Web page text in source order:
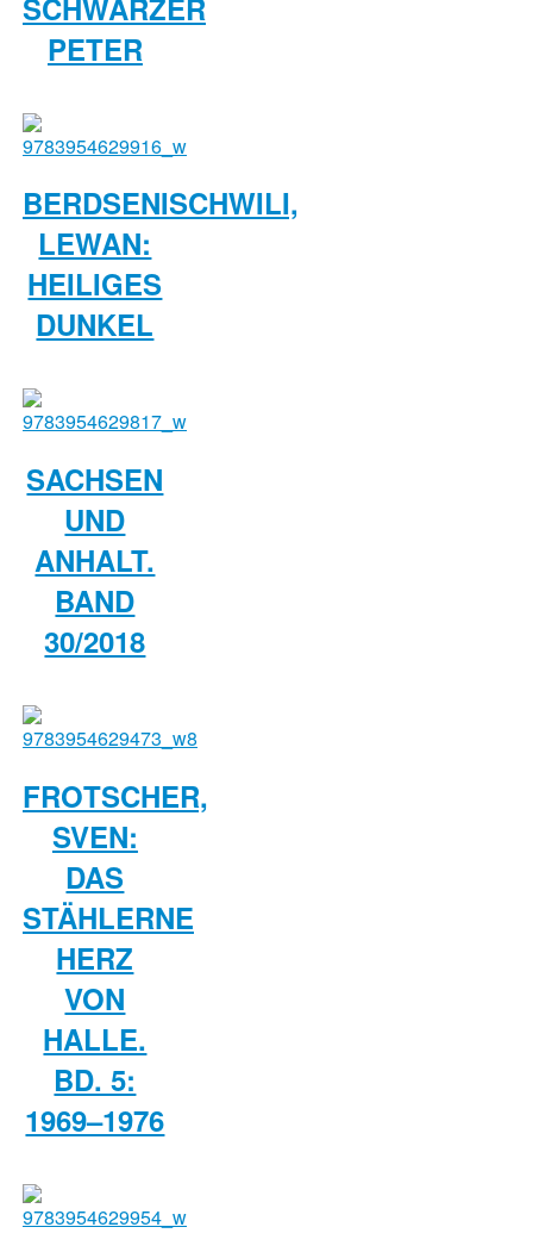
PETER
BERDSENISCHWILI,
LEWAN:
HEILIGES
DUNKEL
SACHSEN
UND
ANHALT.
BAND
30/2018
FROTSCHER,
SVEN:
DAS
STÄHLERNE
HERZ
VON
HALLE.
BD. 5:
1969–1976